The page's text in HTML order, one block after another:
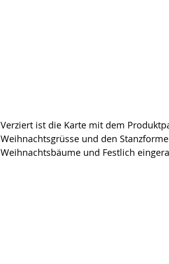
Verziert ist die Karte mit dem
Weihnachtsgrüsse und den
Weihnachtsbäume und Festlich